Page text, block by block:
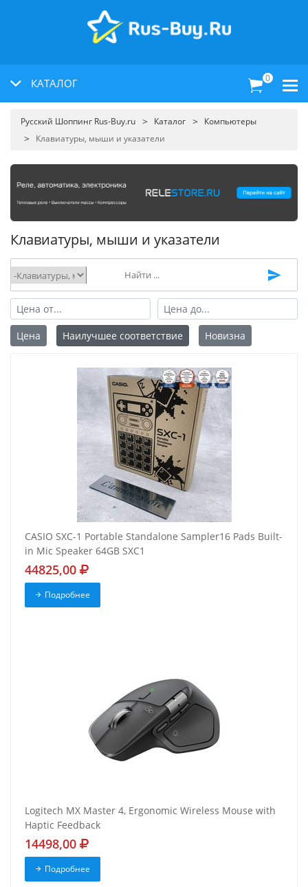
КАТАЛОГ 0
Русский Шоппинг Rus-Buy.ru Каталог
Компьютеры
Клавиатуры, мыши и указатели
Клавиатуры, мыши и указатели
Цена Наилучшее соответствие Новизна
CASIO SXC-1 Portable Standalone Sampler16 Pads Built-
in Mic Speaker 64GB SXC1
44825,00
Подробнее
Logitech MX Master 4, Ergonomic Wireless Mouse with
Haptic Feedback
14498,00
Подробнее